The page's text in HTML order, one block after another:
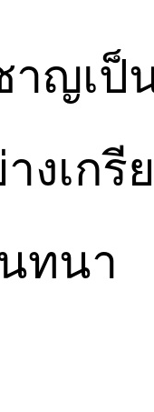
าญเป็
งเกรี
ทนา